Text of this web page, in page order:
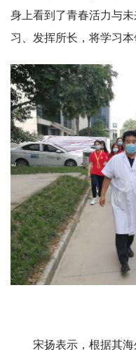
身上看到了青春活力与
习、发挥所长，将学习
宋扬表示，根据其